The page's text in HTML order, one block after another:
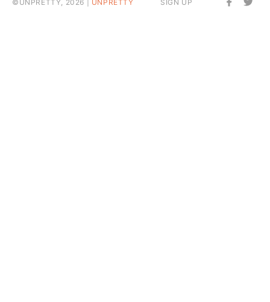
©UNPRETTY, 2026 | UNPRETTY SIGN UP